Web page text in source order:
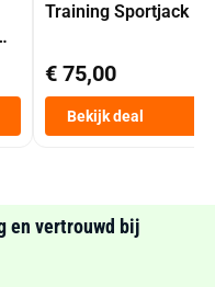
Training Sportjack
€ 75,00
Bekijk deal
en vertrouwd bij